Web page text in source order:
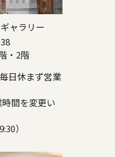
ャラリー
・2階
日休まず営業
間を変更い
）